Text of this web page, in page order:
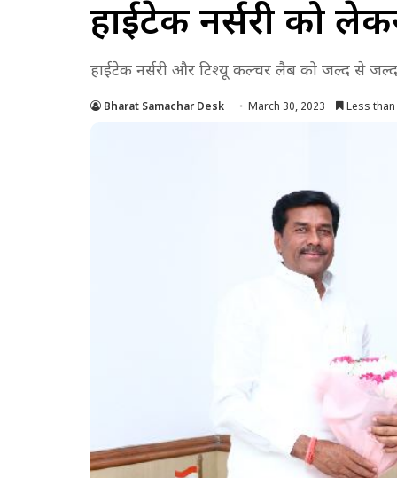
हाईटेक नर्सरी को
हाईटेक नर्सरी और टिश्यू कल्चर लैब को जल्द से
Bharat Samachar Desk March 30, 2023 Less